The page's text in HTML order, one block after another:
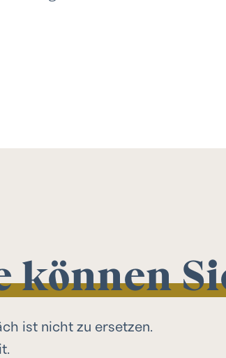
ist nicht zu ersetzen.